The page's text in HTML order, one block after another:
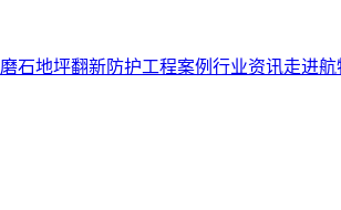
磨石地坪翻新防护工程案例 行业资讯走进航